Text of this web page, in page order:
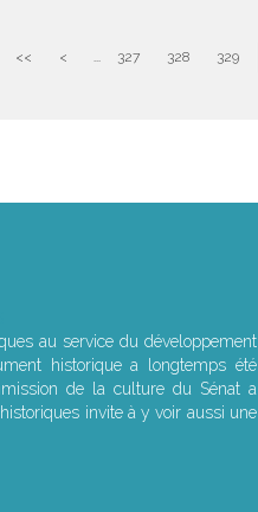
<< < ... 327 328 329
au service du développement
historique a longtemps été
de la culture du Sénat a
invite à y voir aussi une